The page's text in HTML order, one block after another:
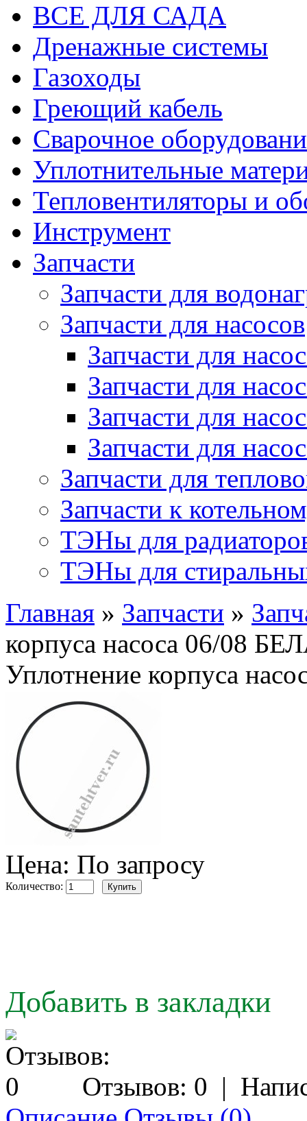
ВСЕ ДЛЯ САДА
Дренажные системы
Газоходы
Греющий кабель
Сварочное
Уплотнительные
Тепловентиляторы и
Инструмент
Запчасти
Запчасти для
Запчасти для насосов
Запчасти для
Запчасти для
Запчасти для
Запчасти для
Запчасти для
Запчасти к
ТЭНы для
ТЭНы для
Главная » Запчасти »
корпуса насоса 06/08
Уплотнение корпуса
Цена: По запросу
Количество:
Добавить в закладки
Отзывов: 0 |